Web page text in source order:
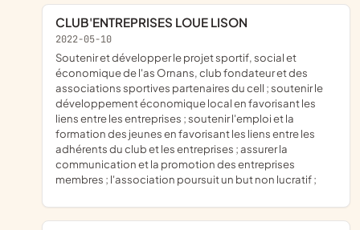
CLUB'ENTREPRISES LOUE LISON
2022-05-10
soutenir et développer le projet sportif, social et
économique de l'as Ornans, club fondateur et des
associations sportives partenaires du cell ; soutenir le
développement économique local en favorisant les
liens entre les entreprises ; soutenir l'emploi et la
formation des jeunes en favorisant les liens entre les
adhérents du club et les entreprises ; assurer la
communication et la promotion des entreprises
membres ; l'association poursuit un but non lucratif ;